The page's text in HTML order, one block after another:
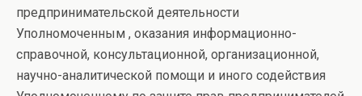
предпринимательской деятельности
Уполномоченным , оказания информационно-
справочной, консультационной, организационной,
научно-аналитической помощи и иного содействия